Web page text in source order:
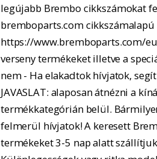
legújabb Brembo cikkszámokat
bremboparts.com cikkszámalapú
https://www.bremboparts.com/
verseny termékeket illetve a
nem - Ha elakadtok hívjatok,
JAVASLAT: alaposan átnézni a
termékkategórián belül.
felmerül hívjatok! A keresett
termékeket 3-5 nap alatt